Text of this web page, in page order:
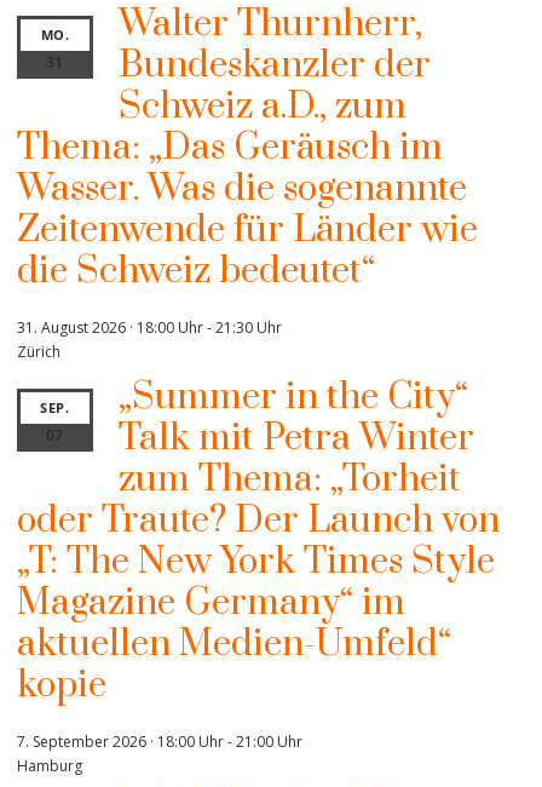
MO.
31
Walter Thurnherr,
Bundeskanzler der
Schweiz a.D., zum
Thema: „Das Geräusch im
Wasser. Was die sogenannte
Zeitenwende für Länder wie
die Schweiz bedeutet“
31. August 2026 · 18:00 Uhr-21:30 Uhr
Zürich
SEP.
07
„Summer in the City“
Talk mit Petra Winter
zum Thema: „Torheit
oder Traute? Der Launch von
„T: The New York Times Style
Magazine Germany“ im
aktuellen Medien-Umfeld“
kopie
7. September 2026 · 18:00 Uhr-21:00 Uhr
Hamburg